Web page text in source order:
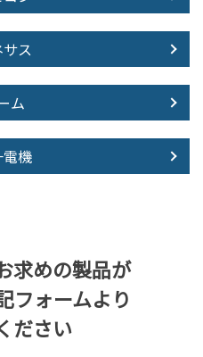
ス
ム
機
求めの製品が
フォームより
ださい